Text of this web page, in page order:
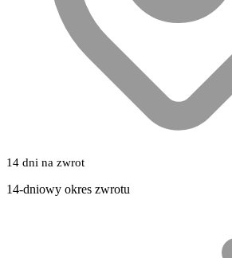
14 dni na zwrot
14-dniowy okres zwrotu